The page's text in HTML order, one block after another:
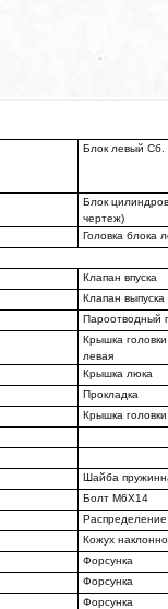
Блок левый Сб.
Блок
чертеж)
Головка блока
Клапан впуска
Клапан выпуска
Пароотводный
Крышка
левая
Крышка люка
Прокладка
Крышка головки
Шайба
Болт М6Х14
Распределение
Кожух
Форсунка
Форсунка
Форсунка